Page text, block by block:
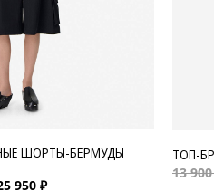
ШОРТЫ-БЕРМУДЫ
950 ₽
ТОП-
13